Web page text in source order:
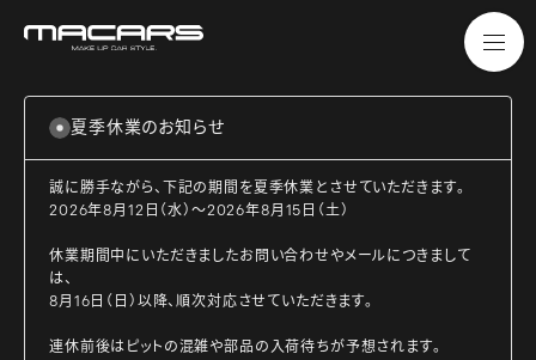
夏季休業のお知らせ
誠に勝手ながら、下記の期間を夏季休業とさせていただきます。
2026年8月12日（水）～2026年8月15日（土）
休業期間中にいただきましたお問い合わせやメールにつきまして
は、
8月16日（日）以降、順次対応させていただきます。
連休前後はピットの混雑や部品の入荷待ちが予想されます。